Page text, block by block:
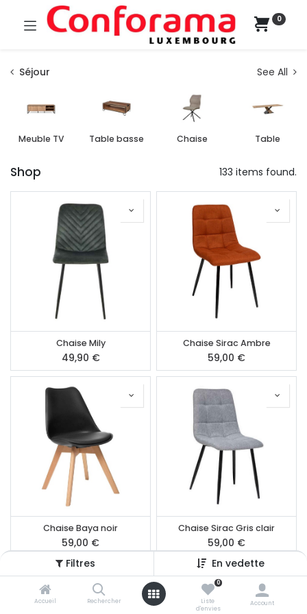
Filtres En vedette
Accueil Rechercher
0
Liste
d'envies
Account
0
Séjour See All
Meuble TV Table basse Chaise Table
Shop 133 items found.
Chaise Mily
49,90 €
Chaise Sirac Ambre
59,00 €
Chaise Baya noir
59,00 €
Chaise Sirac Gris clair
59,00 €